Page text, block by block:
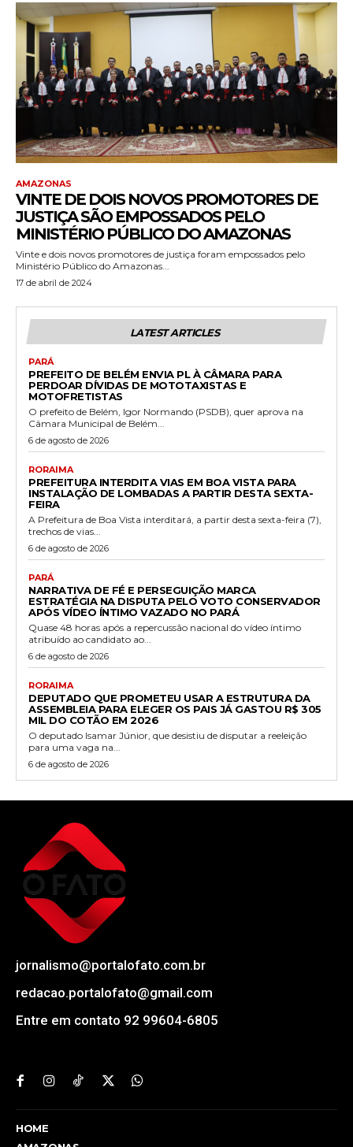
AMAZONAS
VINTE DE DOIS NOVOS PROMOTORES DE
JUSTIÇA SÃO EMPOSSADOS PELO
MINISTÉRIO PÚBLICO DO AMAZONAS
Vinte e dois novos promotores de justiça foram empossados pelo
Ministério Público do Amazonas...
17 de abril de 2024
LATEST ARTICLES
PARÁ
PREFEITO DE BELÉM ENVIA PL À CÂMARA PARA
PERDOAR DÍVIDAS DE MOTOTAXISTAS E
MOTOFRETISTAS
O prefeito de Belém, Igor Normando (PSDB), quer aprova na
Câmara Municipal de Belém...
6 de agosto de 2026
RORAIMA
PREFEITURA INTERDITA VIAS EM BOA VISTA PARA
INSTALAÇÃO DE LOMBADAS A PARTIR DESTA SEXTA-
FEIRA
A Prefeitura de Boa Vista interditará, a partir desta sexta-feira (7),
trechos de vias...
6 de agosto de 2026
PARÁ
NARRATIVA DE FÉ E PERSEGUIÇÃO MARCA
ESTRATÉGIA NA DISPUTA PELO VOTO CONSERVADOR
APÓS VÍDEO ÍNTIMO VAZADO NO PARÁ
Quase 48 horas após a repercussão nacional do vídeo íntimo
atribuído ao candidato ao...
6 de agosto de 2026
RORAIMA
DEPUTADO QUE PROMETEU USAR A ESTRUTURA DA
ASSEMBLEIA PARA ELEGER OS PAIS JÁ GASTOU R$ 305
MIL DO COTÃO EM 2026
O deputado Isamar Júnior, que desistiu de disputar a reeleição
para uma vaga na...
6 de agosto de 2026
jornalismo@portalofato.com.br
redacao.portalofato@gmail.com
Entre em contato 92 99604-6805
HOME